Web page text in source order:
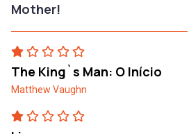
Mother!
The King`s Man: O Início
Matthew Vaughn